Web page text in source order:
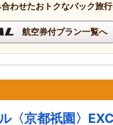
わせたおトクなパック旅
航空券付プラン一覧へ
〈京都祇園〉